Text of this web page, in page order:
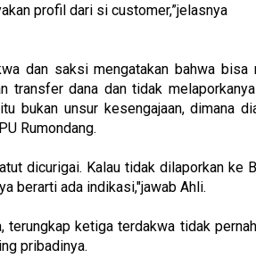
profil dari si customer,”jelasnya
dan saksi mengatakan bahwa bisa
transfer dana dan tidak
bukan unsur kesengajaan, dimana
Rumondang.
dicurigai. Kalau tidak dilaporkan ke
berarti ada indikasi,"jawab Ahli.
terungkap ketiga terdakwa tidak
pribadinya.